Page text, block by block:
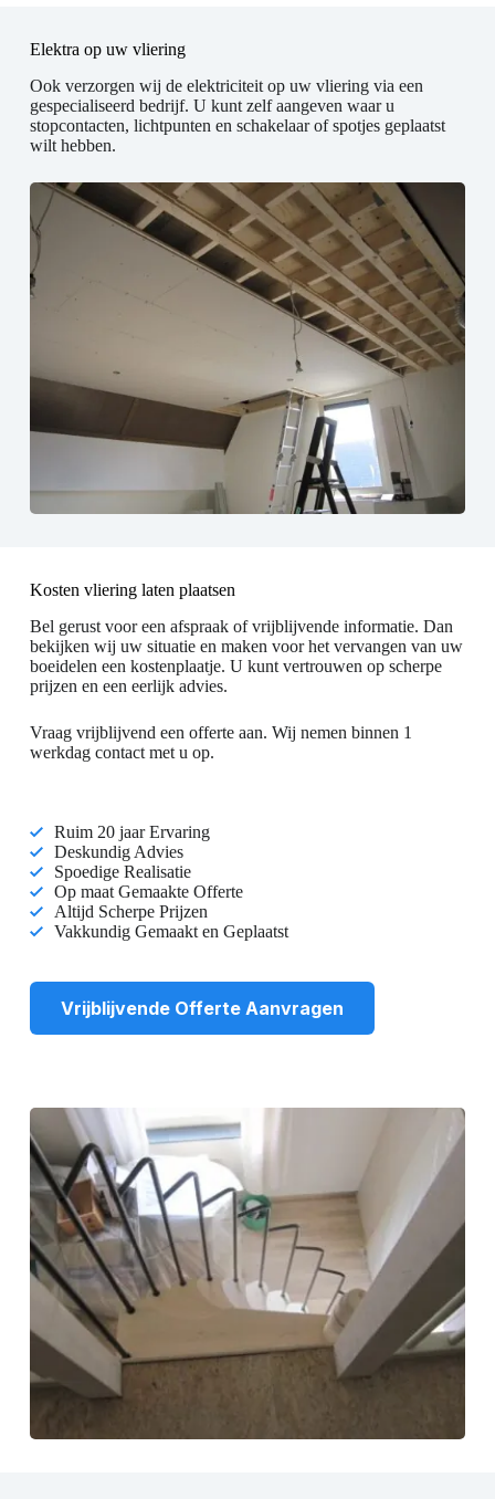
Elektra op uw vliering
Ook verzorgen wij de elektriciteit op uw vliering via een
gespecialiseerd bedrijf. U kunt zelf aangeven waar u
stopcontacten, lichtpunten en schakelaar of spotjes geplaatst
wilt hebben.
Kosten vliering laten plaatsen
Bel gerust voor een afspraak of vrijblijvende informatie. Dan
bekijken wij uw situatie en maken voor het vervangen van uw
boeidelen een kostenplaatje. U kunt vertrouwen op scherpe
prijzen en een eerlijk advies.
Vraag vrijblijvend een offerte aan. Wij nemen binnen 1
werkdag contact met u op.
Ruim 20 jaar Ervaring
Deskundig Advies
Spoedige Realisatie
Op maat Gemaakte Offerte
Altijd Scherpe Prijzen
Vakkundig Gemaakt en Geplaatst
Vrijblijvende Offerte Aanvragen